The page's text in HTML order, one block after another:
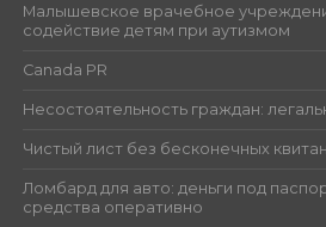
Малышевское врачебное
содействие детям при аутизмом
Canada PR
Несостоятельность граждан:
Чистый лист без бесконечных
Ломбард для авто: деньги под
средства оперативно